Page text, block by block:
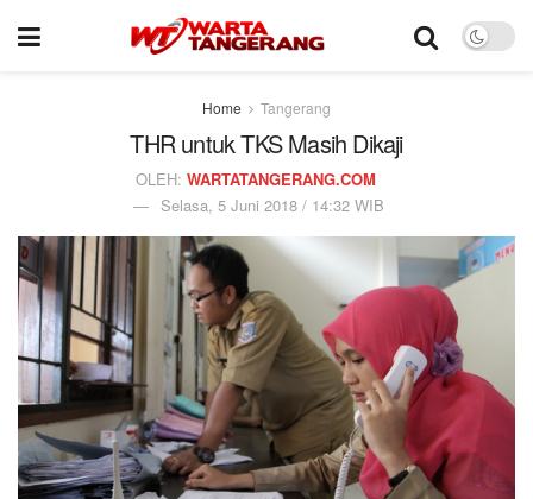
Home Tangerang
THR untuk TKS Masih Dikaji
OLEH: WARTATANGERANG.COM
Selasa, 5 Juni 2018 / 14:32 WIB